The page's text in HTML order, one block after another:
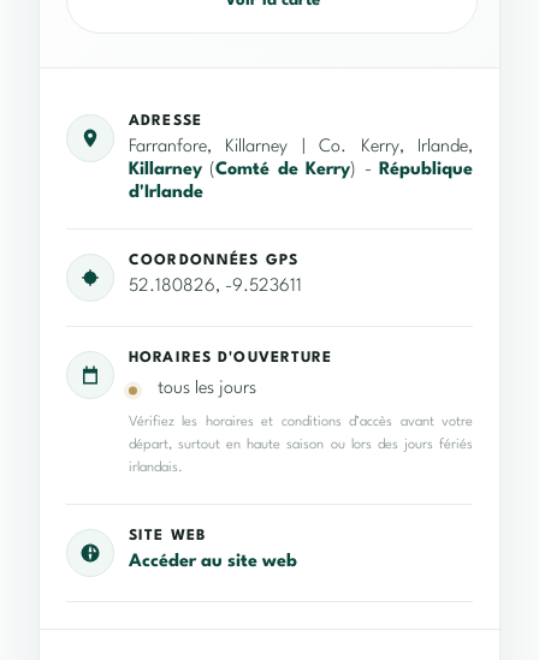
ADRESSE
Farranfore, Killarney | Co. Kerry, Irlande,
Killarney (Comté de Kerry) -République
d'Irlande
COORDONNÉES GPS
52.180826, -9.523611
HORAIRES D'OUVERTURE
tous les jours
Vérifiez les horaires et conditions d’accès avant votre
départ, surtout en haute saison ou lors des jours fériés
irlandais.
SITE WEB
Accéder au site web